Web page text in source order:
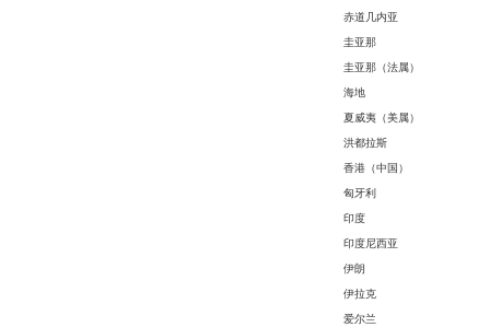
赤道几内亚
圭亚那
圭亚那（法属）
海地
夏威夷（美属）
洪都拉斯
香港（中国）
匈牙利
印度
印度尼西亚
伊朗
伊拉克
爱尔兰